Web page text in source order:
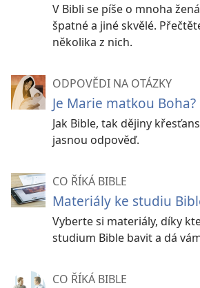
V Bibli se píše o mnoha
špatné a jiné skvělé.
několika z nich.
ODPOVĚDI NA OTÁZKY
Je Marie matkou Boha?
Jak Bible, tak dějiny
jasnou odpověď.
CO ŘÍKÁ BIBLE
Materiály ke studiu
Vyberte si materiály, díky
studium Bible bavit a dá
CO ŘÍKÁ BIBLE